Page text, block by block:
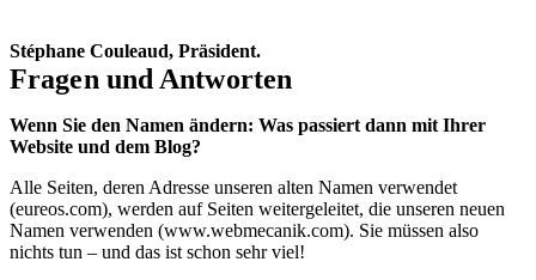
Stéphane Couleaud, Präsident.
Fragen und Antworten
Wenn Sie den Namen ändern: Was passiert dann mit Ihrer
Website und dem Blog?
Alle Seiten, deren Adresse unseren alten Namen verwendet
(eureos.com), werden auf Seiten weitergeleitet, die unseren neuen
Namen verwenden (www.webmecanik.com). Sie müssen also
nichts tun – und das ist schon sehr viel!